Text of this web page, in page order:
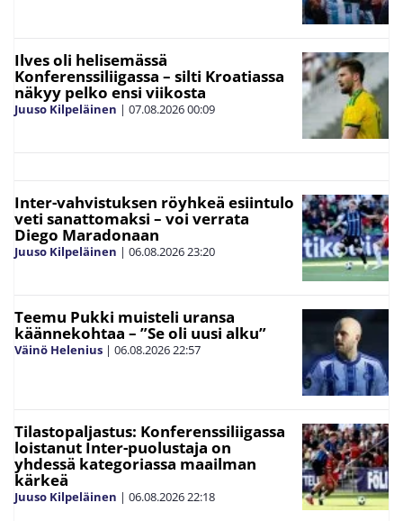
Ilves oli helisemässä
Konferenssiliigassa – silti Kroatiassa
näkyy pelko ensi viikosta
Juuso Kilpeläinen | 07.08.202600:09
Inter-vahvistuksen röyhkeä esiintulo
veti sanattomaksi – voi verrata
Diego Maradonaan
Juuso Kilpeläinen | 06.08.2026 23:20
Teemu Pukki muisteli uransa
käännekohtaa – ”Se oli uusi alku”
Väinö Helenius | 06.08.2026 22:57
Tilastopaljastus: Konferenssiliigassa
loistanut Inter-puolustaja on
yhdessä kategoriassa maailman
kärkeä
Juuso Kilpeläinen | 06.08.2026 22:18